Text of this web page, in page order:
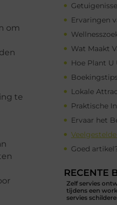
om
te
Ervaringen
Wat Maakt
Hoe Plant U
Lokale
Praktische
Ervaar het
Goed
RECENTE
Zelf servies
tijdens een
servies